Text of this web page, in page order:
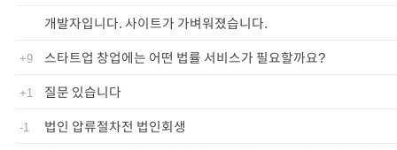
개발자입니다. 사이트가 가벼워졌습니다.
+9 스타트업 창업에는 어떤 법률 서비스가 필요할까요?
+1 질문 있습니다
-1 법인 압류절차전 법인회생